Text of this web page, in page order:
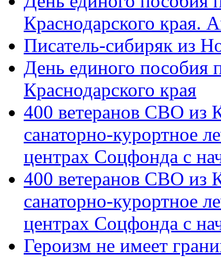
Краснодарского края.
Писатель-сибиряк из
День единого пособия
Краснодарского края
400 ветеранов СВО из
санаторно-курортное
центрах Соцфонда с
400 ветеранов СВО из
санаторно-курортное
центрах Соцфонда с
Героизм не имеет